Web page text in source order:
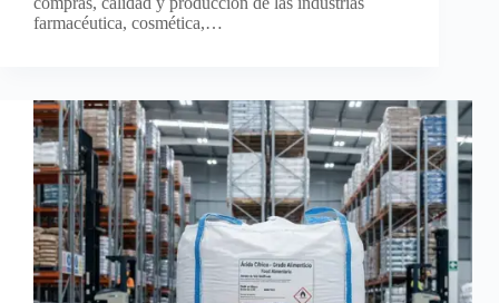
farmacéutica, cosmética,…